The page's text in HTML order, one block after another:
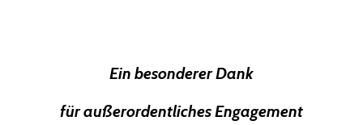
Ein besonderer Dank
für außerordentliches Engagement